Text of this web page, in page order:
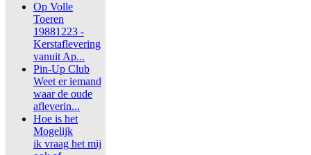
Op Volle
Toeren
19881223 -
Kerstaflevering
vanuit Ap...
Pin-Up Club
Weet er iemand
waar de oude
afleverin...
Hoe is het
Mogelijk
ik vraag het mij